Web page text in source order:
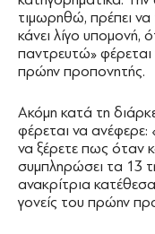
τιμωρηθώ, πρέπει
κάνει λίγο
παντρευτώ» φέρεται
πρώην προπονητής.
Ακόμη κατά τη
φέρεται να ανέφερε:
να ξέρετε πως όταν
συμπληρώσει τα 13
ανακρίτρια
γονείς του πρώην